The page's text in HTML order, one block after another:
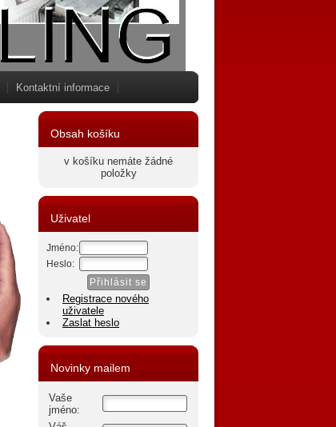
Kontaktní informace
Obsah košíku
v košíku nemáte žádné
položky
Uživatel
Jméno:
Heslo:
Registrace nového
uživatele
Zaslat heslo
Novinky mailem
Vaše
jméno: